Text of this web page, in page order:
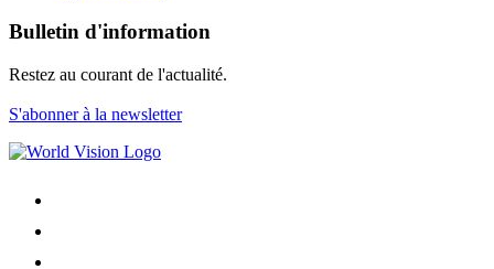
Bulletin d'information
Restez au courant de l'actualité.
S'abonner à la newsletter